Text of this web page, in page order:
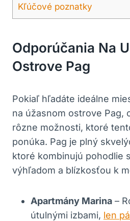
Kľúčové poznatky
Odporúčania Na
Ostrove Pag
Pokiaľ hľadáte ideálne
na úžasnom ostrove Pag,
rôzne možnosti, ktoré
ponúka. Pag je plný
ktoré kombinujú pohodlie
výhľadom a blízkosťou k
Apartmány Marina –
útulnými izbami, len